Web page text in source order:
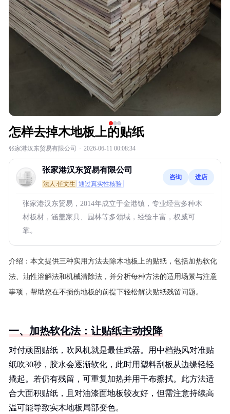
怎样去掉木地板上的贴纸
张家港汉东贸易有限公司 · 2026-06-11 00:08:34
张家港汉东贸易有限公司
法人:任文生 通过真实性核验
咨询 进店
张家港汉东贸易，2014年成立于金港镇，专业经营多种木
材板材，涵盖家具、园林等多领域，经验丰富，权威可
靠。
介绍： 本文提供三种实用方法去除木地板上的贴纸，包括加热软化
法、油性溶解法和机械清除法，并分析每种方法的适用场景与注意
事项，帮助您在不损伤地板的前提下轻松解决贴纸残留问题。
一、加热软化法：让贴纸主动投降
对付顽固贴纸，吹风机就是最佳武器。用中档热风对准贴
纸吹30秒，胶水会逐渐软化，此时用塑料刮板从边缘轻轻
撬起。若仍有残留，可重复加热并用干布擦拭。此方法适
合大面积贴纸，且对油漆面地板较友好，但需注意持续高
温可能导致实木地板局部变色。